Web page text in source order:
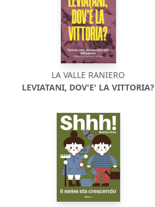
LA VALLE RANIERO
LEVIATANI, DOV'E' LA VITTORIA?